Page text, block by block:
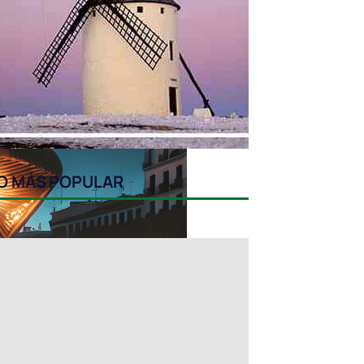
MÁS POPULAR